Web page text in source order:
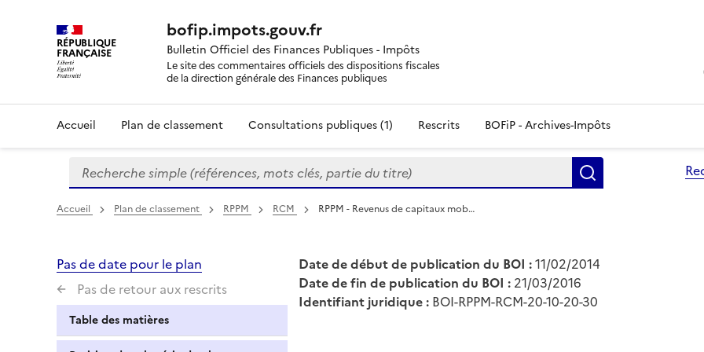
RÉPUBLIQUE
FRANÇAISE
bofip.impots.gouv.fr
Bulletin Officiel des Finances Publiques - Impôts
Le site des commentaires officiels des dispositions fiscales
de la direction générale des Finances publiques
Accueil Plan de classement Consultations publiques (1) Rescrits BOFiP - Archives-Impôts
Formulaire
de
recherche
Recherche simple (références, mots clés, partie du titre)
Accueil Plan de classement RPPM RCM RPPM - Revenus de capitaux mob…
Pas de date pour le plan
Pas de retour aux rescrits
Table des matières
Date de début de publication du BOI :11/02/2014
Date de fin de publication du BOI : 21/03/2016
Identifiant juridique : BOI-RPPM-RCM-20-10-20-30